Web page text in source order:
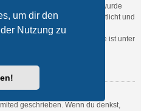
um dir den
Nutzung zu
geschützt. Sie wurde
Version 2 (GPL-2.0) veröffentlicht und
Details findest du
deutschsprachige Anlaufstelle ist unter
geschrieben. Wenn du denkst,